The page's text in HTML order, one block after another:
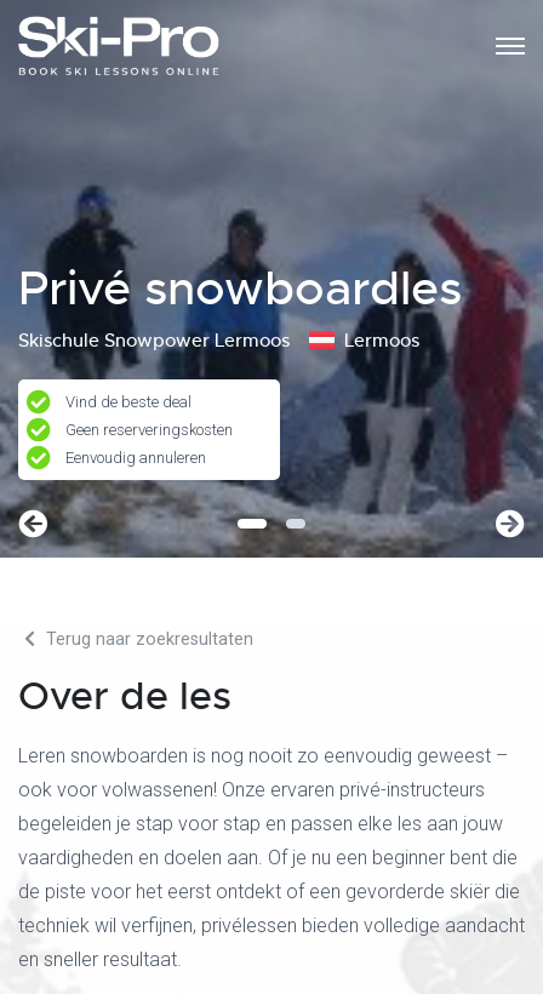
Privé snowboardles
Skischule Snowpower Lermoos Lermoos
Vind de beste deal
Geen reserveringskosten
Eenvoudig annuleren
Terug naar zoekresultaten
Over de les
Leren snowboarden is nog nooit zo eenvoudig geweest –
ook voor volwassenen! Onze ervaren privé-instructeurs
begeleiden je stap voor stap en passen elke les aan jouw
vaardigheden en doelen aan. Of je nu een beginner bent die
de piste voor het eerst ontdekt of een gevorderde skiër die
techniek wil verfijnen, privélessen bieden volledige aandacht
en sneller resultaat.